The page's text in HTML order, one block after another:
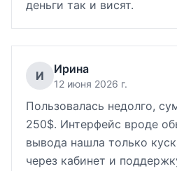
деньги так и висят.
И Ирина
12 июня 2026 г.
Пользовалась недолго,
250$. Интерфейс вроде
вывода нашла только
через кабинет и